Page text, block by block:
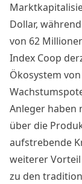
Dollar,
von 62
Index Coop
Ökosystem
Anleger haben
über die
aufstrebende
weiterer Vorteil
zu den